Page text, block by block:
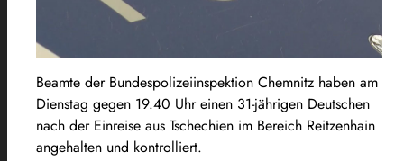
Beamte der Bundespolizeiinspektion Chemnitz haben am
Dienstag gegen 19.40 Uhr einen 31-jährigen Deutschen
nach der Einreise aus Tschechien im Bereich Reitzenhain
angehalten und kontrolliert.